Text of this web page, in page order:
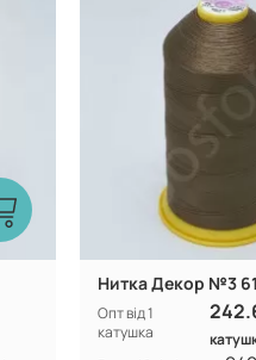
100%
Нитка Декор №3
Опт від 1
катушка